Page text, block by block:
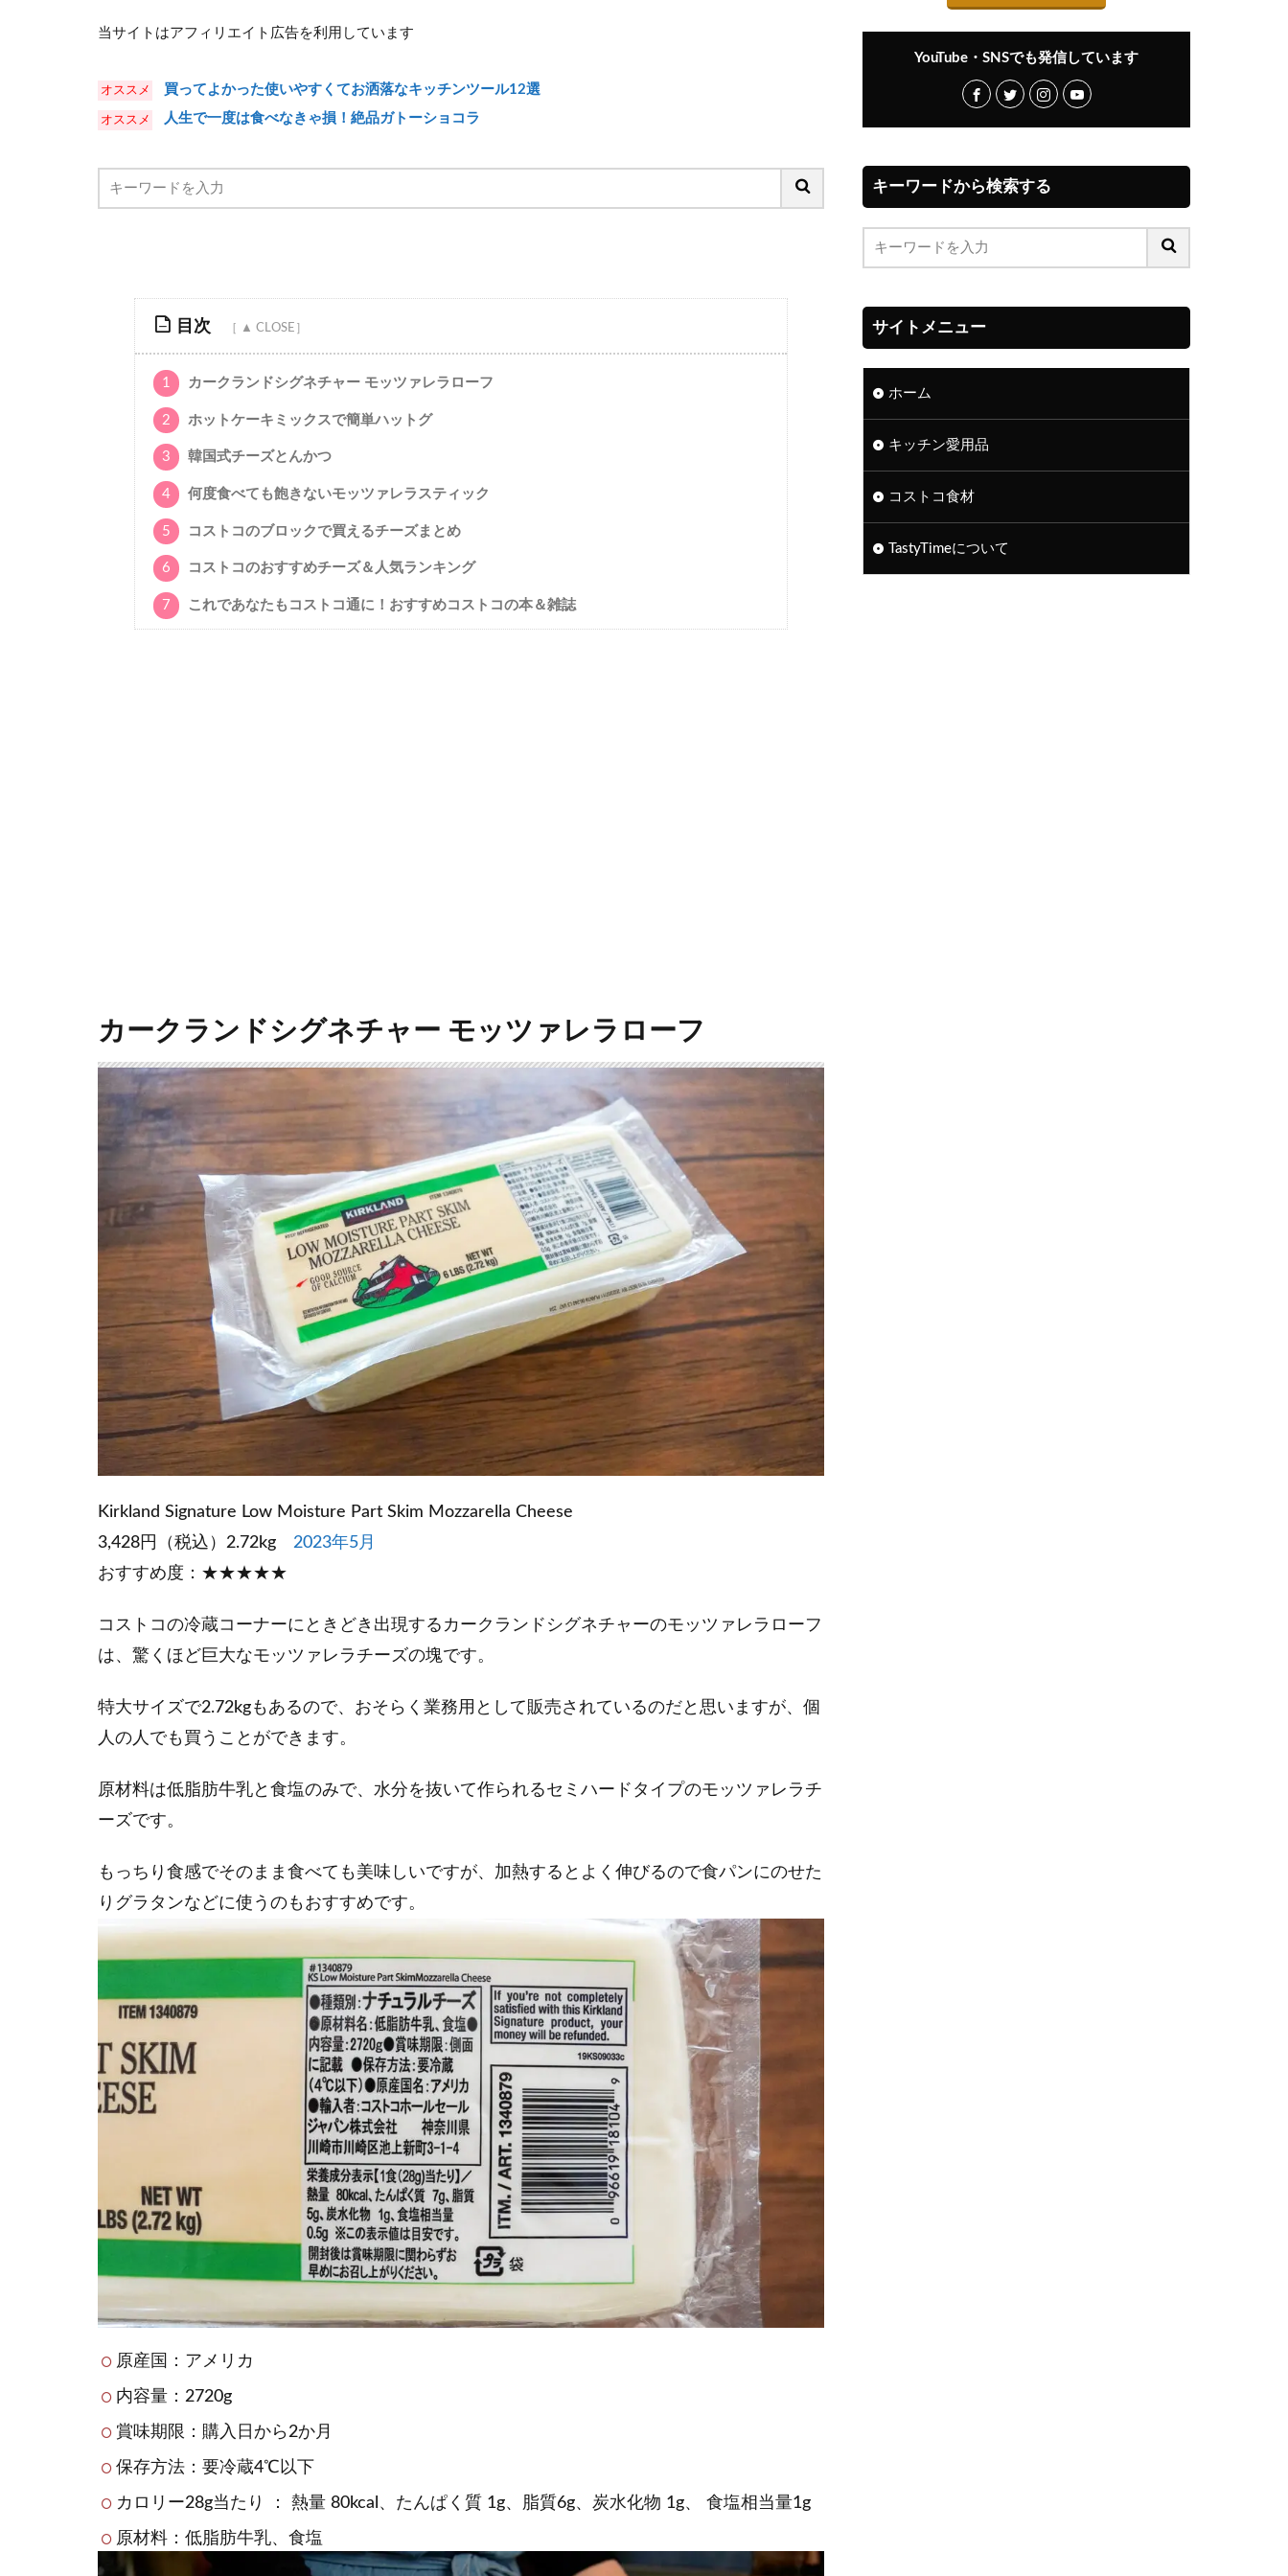
当サイトはアフィリエイト広告を利用しています
買ってよかった使いやすくてお洒落なキッチンツール12選
人生で一度は食べなきゃ損！絶品ガトーショコラ
目次
1 カークランドシグネチャー モッツァレラローフ
2 ホットケーキミックスで簡単ハットグ
3 韓国式チーズとんかつ
4 何度食べても飽きないモッツァレラスティック
5 コストコのブロックで買えるチーズまとめ
6 コストコのおすすめチーズ＆人気ランキング
7 これであなたもコストコ通に！おすすめコストコの本＆雑誌
カークランドシグネチャー モッツァレラローフ
Kirkland Signature Low Moisture Part Skim Mozzarella Cheese
3,428円（税込）2.72kg 2023年5月
おすすめ度：★★★★★
コストコの冷蔵コーナーにときどき出現するカークランドシグネチャーのモッツァレラローフ
は、驚くほど巨大なモッツァレラチーズの塊です。
特大サイズで2.72kgもあるので、おそらく業務用として販売されているのだと思いますが、個
人の人でも買うことができます。
原材料は低脂肪牛乳と食塩のみで、水分を抜いて作られるセミハードタイプのモッツァレラチ
ーズです。
もっちり食感でそのまま食べても美味しいですが、加熱するとよく伸びるので食パンにのせた
りグラタンなどに使うのもおすすめです。
原産国：アメリカ
内容量：2720g
賞味期限：購入日から2か月
保存方法：要冷蔵4℃以下
カロリー28g当たり ： 熱量 80kcal、たんぱく質 1g、脂質6g、炭水化物 1g、 食塩相当量1g
原材料：低脂肪牛乳、食塩
YouTube・SNSでも発信しています
キーワードから検索する
サイトメニュー
ホーム
キッチン愛用品
コストコ食材
TastyTimeについて